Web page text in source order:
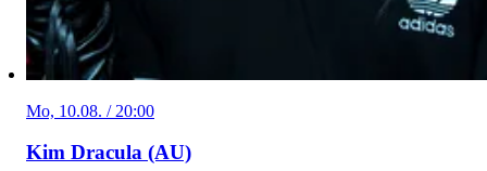
Mo, 10.08. / 20:00
Kim Dracula (AU)